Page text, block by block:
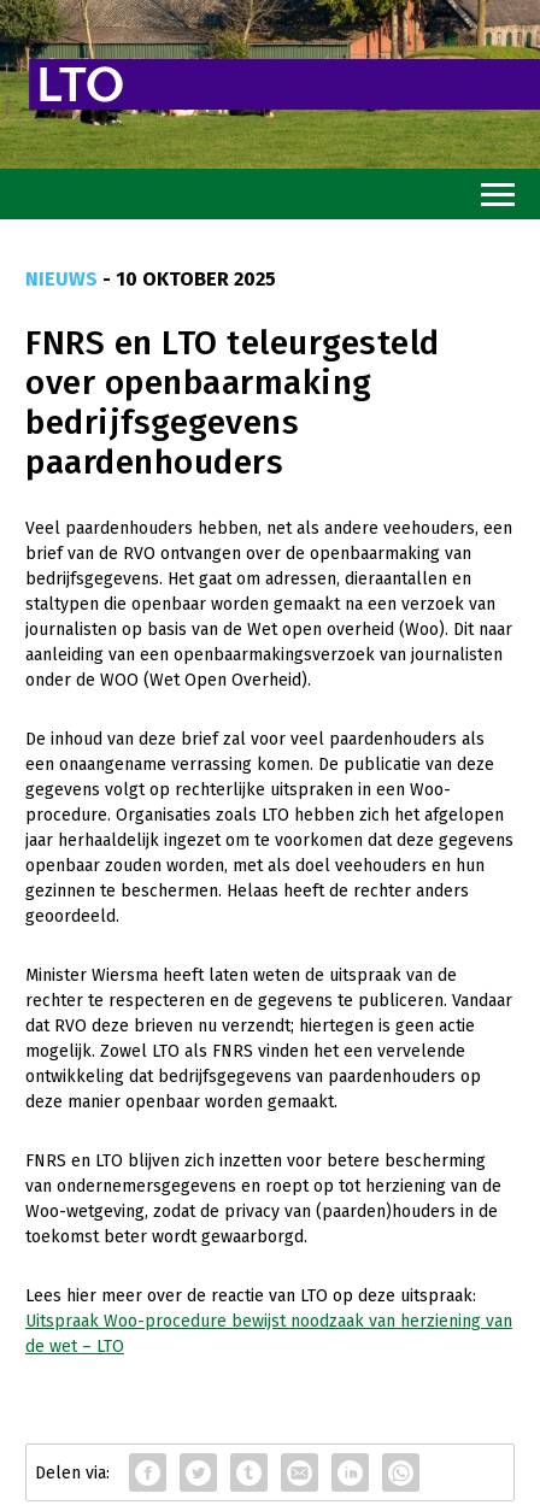
Goed eten
Mooi groen
Sterk ondernemerschap
Thema’s
Gezonde planten
Gezonde dieren
Natuur, klimaat en energie
Platteland en omgeving
Mens, ondernemerschap en onderwijs
Internationaal
Sectoren
Biologische Landbouw
Geitenhouderij
Kalverhouderij
Konijnenhouderij
Melkveehouderij
Paardenhouderij
Pluimveehouderij
Schapenhouderij
Varkenshouderij
Plant
Akkerbouw
Biologische Landbouw
Bollenteelt
Bomen, vaste planten en zomerbloemen
Fruitteelt
Glastuinbouw
Paddenstoelen
Vollegrondsgroente
Multifunctionele landbouw
Multifunctioneel
Vrouw en Bedrijf
Onderwerpen
Nieuwsabonnement
Webinars
LTO Nederland
Medewerkers
Vakgroepbestuurders
Vacatures
Pers
NIEUWS - 10 OKTOBER 2025
FNRS en LTO teleurgesteld
over openbaarmaking
bedrijfsgegevens
paardenhouders
Veel paardenhouders hebben, net als andere veehouders, een
brief van de RVO ontvangen over de openbaarmaking van
bedrijfsgegevens. Het gaat om adressen, dieraantallen en
staltypen die openbaar worden gemaakt na een verzoek van
journalisten op basis van de Wet open overheid (Woo). Dit naar
aanleiding van een openbaarmakingsverzoek van journalisten
onder de WOO (Wet Open Overheid).
De inhoud van deze brief zal voor veel paardenhouders als
een onaangename verrassing komen. De publicatie van deze
gegevens volgt op rechterlijke uitspraken in een Woo-
procedure. Organisaties zoals LTO hebben zich het afgelopen
jaar herhaaldelijk ingezet om te voorkomen dat deze gegevens
openbaar zouden worden, met als doel veehouders en hun
gezinnen te beschermen. Helaas heeft de rechter anders
geoordeeld.
Minister Wiersma heeft laten weten de uitspraak van de
rechter te respecteren en de gegevens te publiceren. Vandaar
dat RVO deze brieven nu verzendt; hiertegen is geen actie
mogelijk. Zowel LTO als FNRS vinden het een vervelende
ontwikkeling dat bedrijfsgegevens van paardenhouders op
deze manier openbaar worden gemaakt.
FNRS en LTO blijven zich inzetten voor betere bescherming
van ondernemersgegevens en roept op tot herziening van de
Woo-wetgeving, zodat de privacy van (paarden)houders in de
toekomst beter wordt gewaarborgd.
Lees hier meer over de reactie van LTO op deze uitspraak:
Uitspraak Woo-procedure bewijst noodzaak van herziening van
de wet – LTO